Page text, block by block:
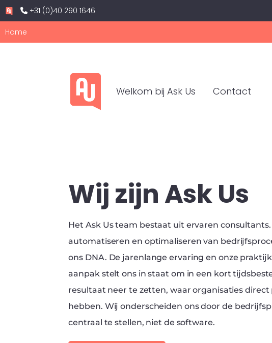
+31 (0)40 290 1646
Home
Welkom bij Ask Us Contact
Wij zijn Ask Us
Het Ask Us team bestaat uit ervaren
automatiseren en optimaliseren van
ons DNA. De jarenlange ervaring en onze
aanpak stelt ons in staat om in een kort
resultaat neer te zetten, waar organisaties direct
hebben. Wij onderscheiden ons door de
centraal te stellen, niet de software.